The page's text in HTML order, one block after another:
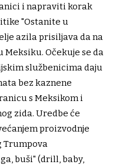
i napraviti korak
"Ostanite u
azila prisiljava da na
Očekuje se da
službenicima daju
bez kaznene
s Meksikom i
zida. Uredbe će
proizvodnje
Trumpova
buši" (drill, baby,